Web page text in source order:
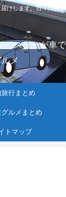
けします。日々のお
イスターが車で
メ
旅行まとめ
ルメまとめ
トマップ